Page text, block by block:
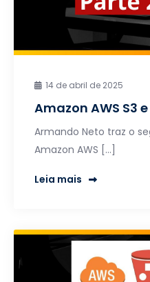
14 de abril de 2025
Amazon AWS S3
Armando Neto traz o
Amazon AWS […]
Leia mais